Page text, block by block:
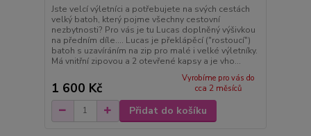
Jste velcí výletníci a potřebujete na svých cestách
velký batoh, který pojme všechny cestovní
nezbytnosti? Pro vás je tu Lucas doplněný výšivkou
na předním díle.... Lucas je překlápěcí ("rostoucí")
batoh s uzavíráním na zip pro malé i velké výletníky.
Má vnitřní zipovou a 2 otevřené kapsy a je vho...
1 600 Kč
Vyrobíme pro vás do
cca 2 měsíců
Přidat do košíku